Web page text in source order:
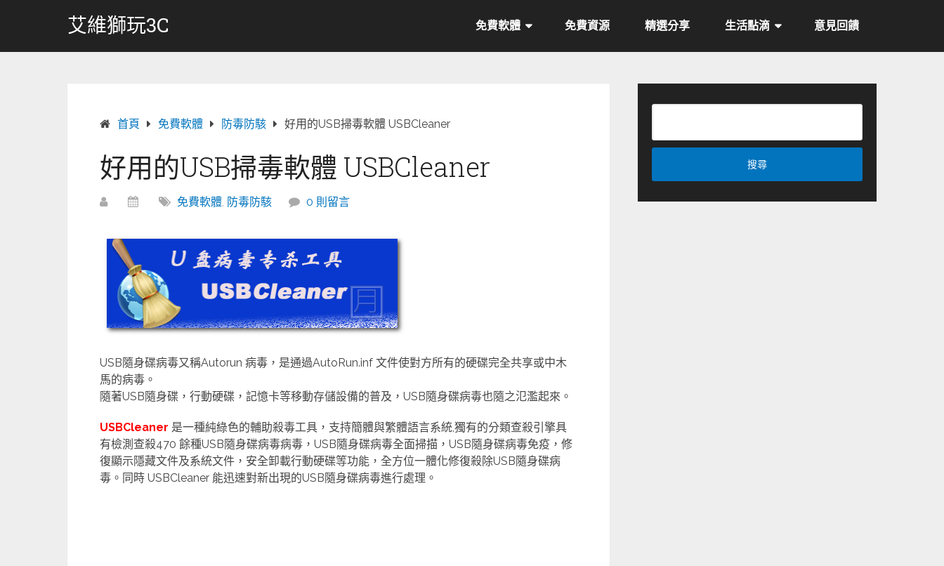
艾維獅玩3C 免費軟體 免費資源 精選分享 生活點滴 意見回饋
首頁 免費軟體 防毒防駭 好用的USB掃毒軟體 USBCleaner
好用的USB掃毒軟體 USBCleaner
免費軟體, 防毒防駭 0 則留言
USB隨身碟病毒又稱Autorun 病毒，是通過AutoRun.inf 文件使對方所有的硬碟完全共享或中木
馬的病毒。
隨著USB隨身碟，行動硬碟，記憶卡等移動存儲設備的普及，USB隨身碟病毒也隨之氾濫起來。
USBCleaner 是一種純綠色的輔助殺毒工具，支持簡體與繁體語言系統,獨有的分類查殺引擎具
有檢測查殺470 餘種USB隨身碟病毒病毒，USB隨身碟病毒全面掃描，USB隨身碟病毒免疫，修
復顯示隱藏文件及系統文件，安全卸載行動硬碟等功能，全方位一體化修復殺除USB隨身碟病
毒。同時 USBCleaner 能迅速對新出現的USB隨身碟病毒進行處理。